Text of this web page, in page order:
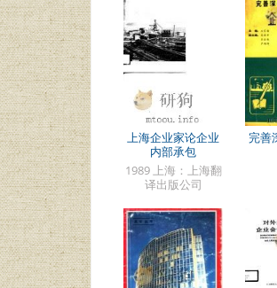
上海企业家论企业
内部承包
1989 上海：上海翻
译出版公司
完善